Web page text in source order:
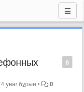
0
year бұрын • 0